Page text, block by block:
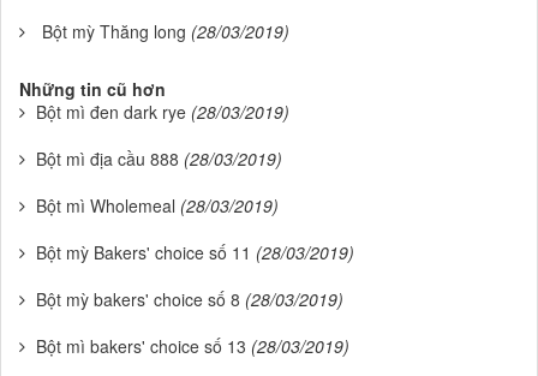
Bột mỳ Thăng long (28/03/2019)
Những tin cũ hơn
Bột mì đen dark rye (28/03/2019)
Bột mì địa cầu 888 (28/03/2019)
Bột mì Wholemeal (28/03/2019)
Bột mỳ Bakers' choice số 11 (28/03/2019)
Bột mỳ bakers' choice số 8 (28/03/2019)
Bột mì bakers' choice số 13 (28/03/2019)